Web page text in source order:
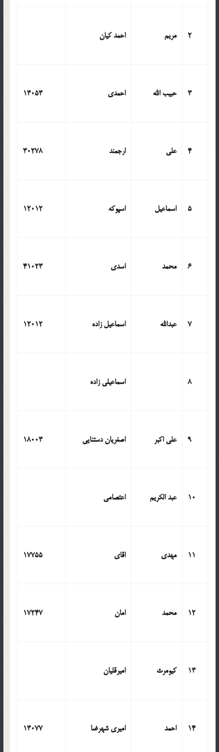
2 مریم احمد کیان
3 حبیب الله احمدی 13053
4 علی ارجمند 30278
5 اسماعیل اسپوکه 12012
6 محمد اسدی 41023
7 عبدالله اسماعیل زاده 12012
8 اسماعیلی زاده
9 علی اکبر اصغریان دستنایی 18003
10 عبد الکریم اعتصامی
11 مهدی اقای 17755
12 محمد امان 17247
13 کیومرث امیرقلیان
14 احمد امیری شهرضا 13077